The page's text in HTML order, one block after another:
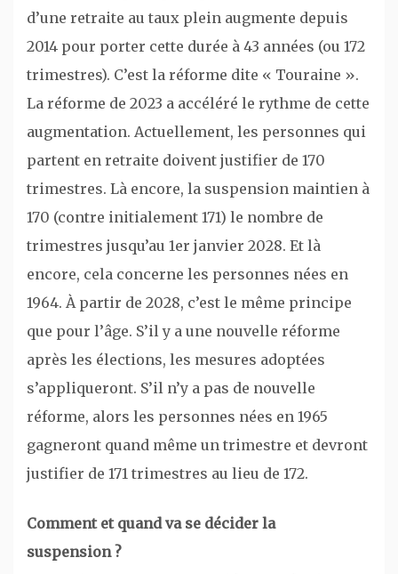
d’une retraite au taux plein augmente depuis
2014 pour porter cette durée à 43 années (ou 172
trimestres). C’est la réforme dite « Touraine ».
La réforme de 2023 a accéléré le rythme de cette
augmentation. Actuellement, les personnes qui
partent en retraite doivent justifier de 170
trimestres. Là encore, la suspension maintien à
170 (contre initialement 171) le nombre de
trimestres jusqu’au 1er janvier 2028. Et là
encore, cela concerne les personnes nées en
1964. À partir de 2028, c’est le même principe
que pour l’âge. S’il y a une nouvelle réforme
après les élections, les mesures adoptées
s’appliqueront. S’il n’y a pas de nouvelle
réforme, alors les personnes nées en 1965
gagneront quand même un trimestre et devront
justifier de 171 trimestres au lieu de 172.
Comment et quand va se décider la
suspension ?